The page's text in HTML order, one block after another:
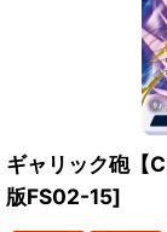
ギャリック砲【
版FS02-15]